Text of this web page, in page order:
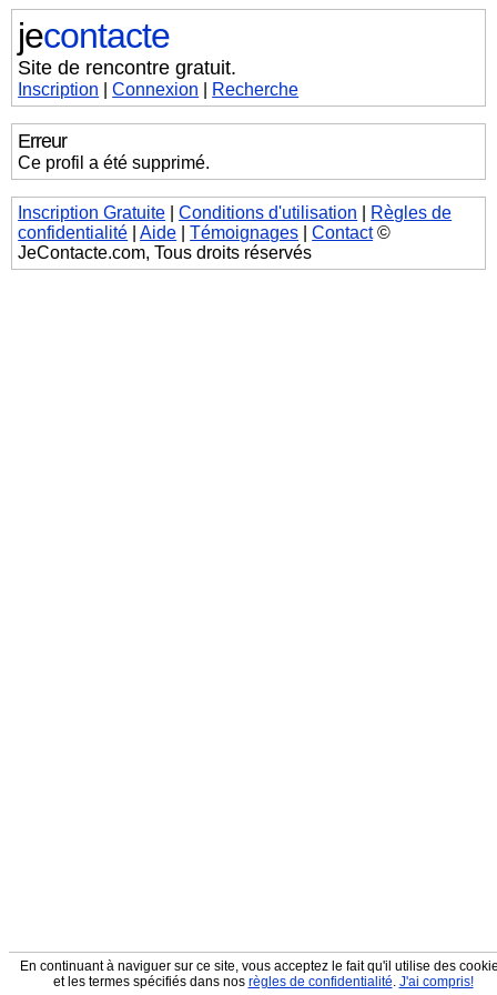
En continuant à naviguer sur ce site, vous acceptez le fait qu'il utilise des
et les termes spécifiés dans nos règles de confidentialité. J'ai compris!
jecontacte
Site de rencontre gratuit.
Inscription |Connexion Recherche
Erreur
Ce profil a été supprimé.
Inscription Gratuite |Conditions d'utilisation
Règles de
confidentialité |Aide |Témoignages |Contact©
JeContacte.com, Tous droits réservés